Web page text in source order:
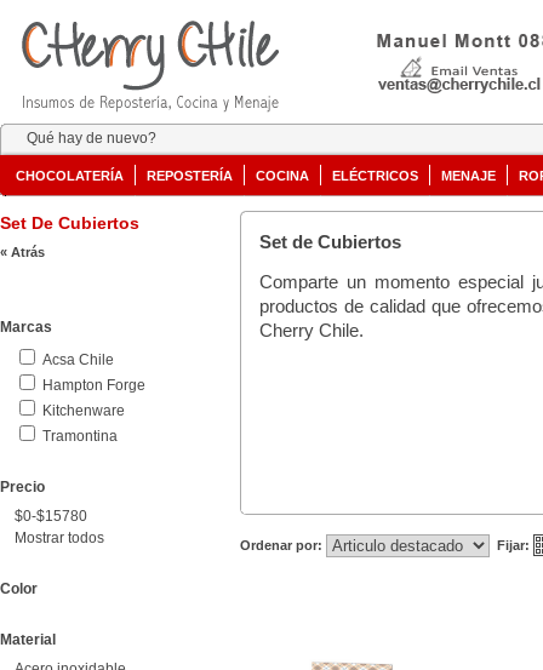
Qué hay de nuevo?
CHOCOLATERÍA REPOSTERÍA COCINA ELÉCTRICOS MENAJE
Set De Cubiertos
« Atrás
Marcas
Acsa Chile
Hampton Forge
Kitchenware
Tramontina
Precio
$0-$15780
Mostrar todos
Color
Material
Set de Cubiertos
Comparte un momento especial
productos de calidad que
Cherry Chile.
Ordenar por: Fijar: